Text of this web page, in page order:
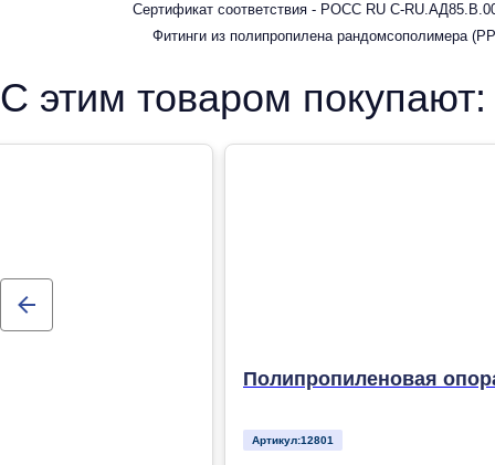
Сертификат соответствия - РОСС RU С-
Фитинги из полипропилена рандомсополимера
С этим товаром покупают:
Полипропиленовая
Артикул:12801